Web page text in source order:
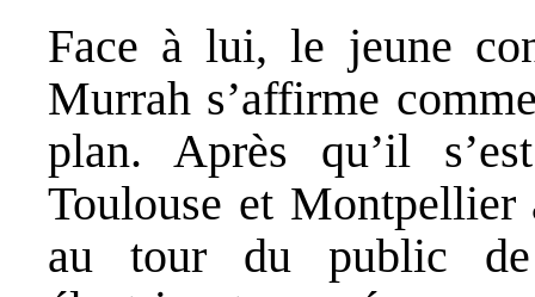
Face à lui, le jeune
Murrah s’affirme
plan. Après qu’il
Toulouse et Montpellier
au tour du public